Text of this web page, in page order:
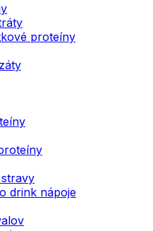
proteíny
drink nápoje